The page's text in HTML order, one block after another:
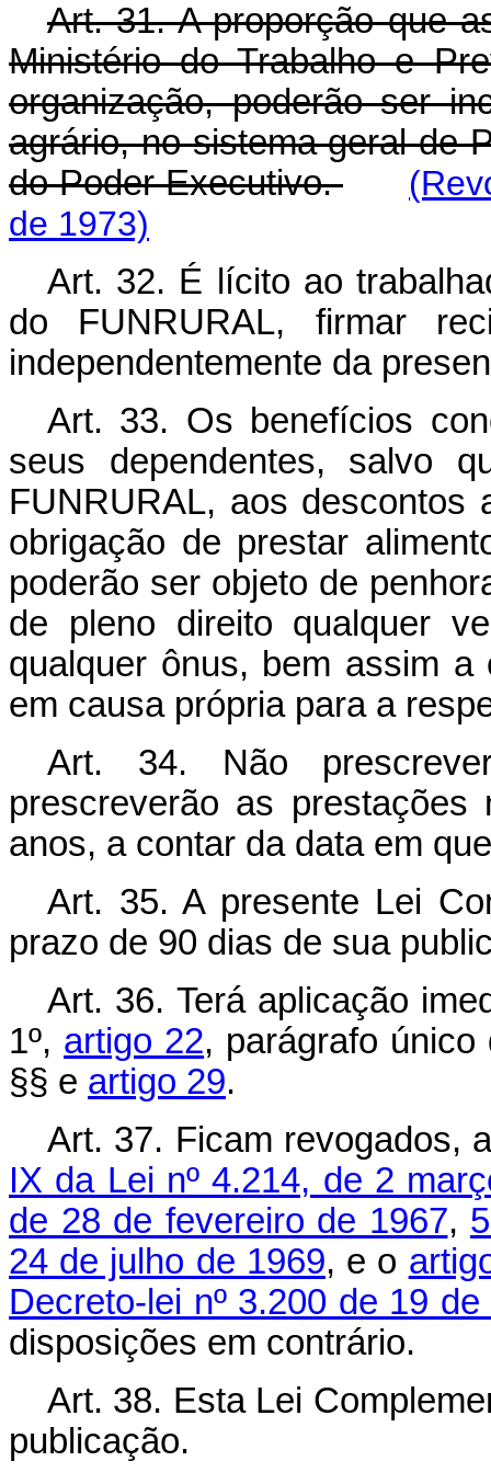
Art. 31. A proporção que
Ministério do Trabalho e
organização, poderão ser
agrário, no sistema geral de
do Poder Executivo.
de 1973)
Art. 32. É lícito ao
do FUNRURAL, firmar
independentemente da
Art. 33. Os benefícios
seus dependentes, salvo
FUNRURAL, aos descontos
obrigação de prestar
poderão ser objeto de
de pleno direito qualquer
qualquer ônus, bem assim
em causa própria para a
Art. 34. Não
prescreverão as
anos, a contar da data em
Art. 35. A presente Lei
prazo de 90 dias de sua
Art. 36. Terá aplicação
1º, artigo 22, parágrafo
§§ e artigo 29.
Art. 37. Ficam revogados,
IX da Lei nº 4.214, de 2
de 28 de fevereiro de 1967,
24 de julho de 1969, e o
Decreto-lei nº 3.200 de 19
disposições em contrário.
Art. 38. Esta Lei
publicação.